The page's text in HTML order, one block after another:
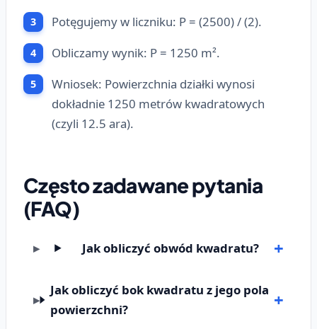
Potęgujemy w liczniku: P = (2500) / (2).
Obliczamy wynik: P = 1250 m².
Wniosek: Powierzchnia działki wynosi
dokładnie 1250 metrów kwadratowych
(czyli 12.5 ara).
Często zadawane pytania
(FAQ)
Jak obliczyć obwód kwadratu?
Jak obliczyć bok kwadratu z jego pola
powierzchni?